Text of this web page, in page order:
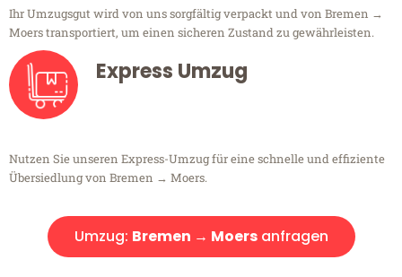
Ihr Umzugsgut wird von uns sorgfältig verpackt und von Bremen →
Moers transportiert, um einen sicheren Zustand zu gewährleisten.
Express Umzug
Nutzen Sie unseren Express-Umzug für eine schnelle und effiziente
Übersiedlung von Bremen → Moers.
Umzug: Bremen → Moersanfragen